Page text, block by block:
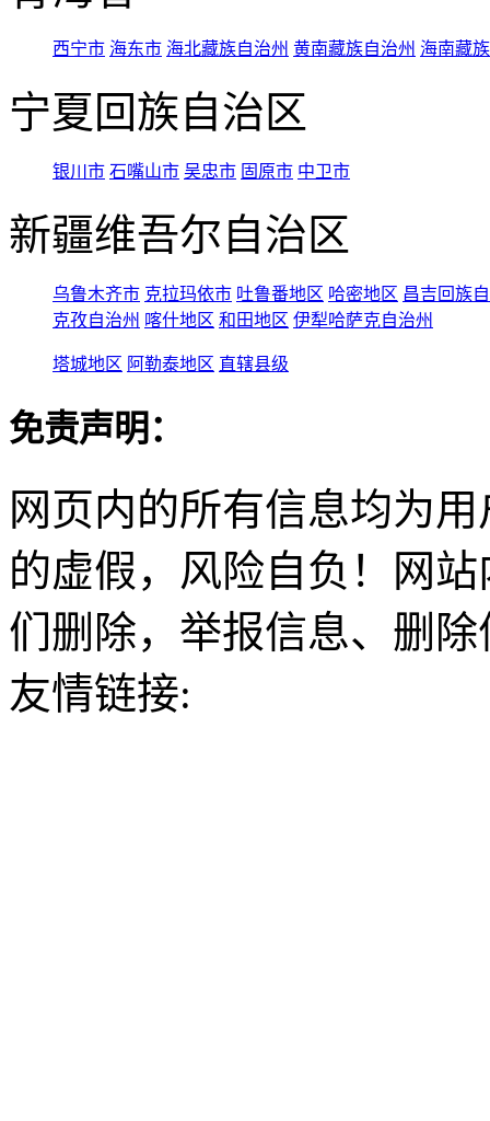
西宁市 海东市 海北藏族自治州 黄南藏族自治州 海南藏
宁夏回族自治区
银川市 石嘴山市 吴忠市 固原市 中卫市
新疆维吾尔自治区
乌鲁木齐市 克拉玛依市 吐鲁番地区 哈密地区 昌吉回族
克孜自治州 喀什地区 和田地区 伊犁哈萨克自治州
塔城地区 阿勒泰地区 直辖县级
免责声明：
网页内的所有信息均为
的虚假，风险自负！网
们删除，举报信息、删
友情链接: